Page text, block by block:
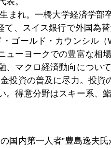
日本は、やはり肩書社会
２０２４年以降も金高値圏
まれ。一橋大学経済学部
て、スイス銀行で外国為
ゴールド・カウンシル
ューヨークでの豊富な相
、マクロ経済動向につい
投資の普及に尽力。投
。得意分野はスキー系、
国内第一人者”豊島逸夫